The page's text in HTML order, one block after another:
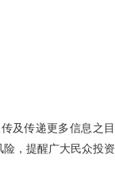
及传递更多信息之目
，提醒广大民众投资